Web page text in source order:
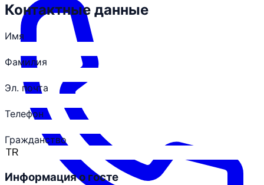
Контактные данные
Имя
Фамилия
Эл. почта
Телефон
Гражданство
Информация о госте